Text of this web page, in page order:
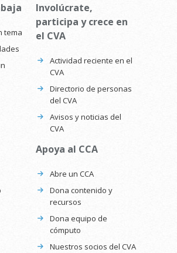
tema
Involúcrate,
participa y crece en
el CVA
Actividad reciente en el
CVA
Directorio de personas
del CVA
Avisos y noticias del
CVA
Apoya al CCA
Abre un CCA
Dona contenido y
recursos
Dona equipo de
cómputo
Nuestros socios del CVA